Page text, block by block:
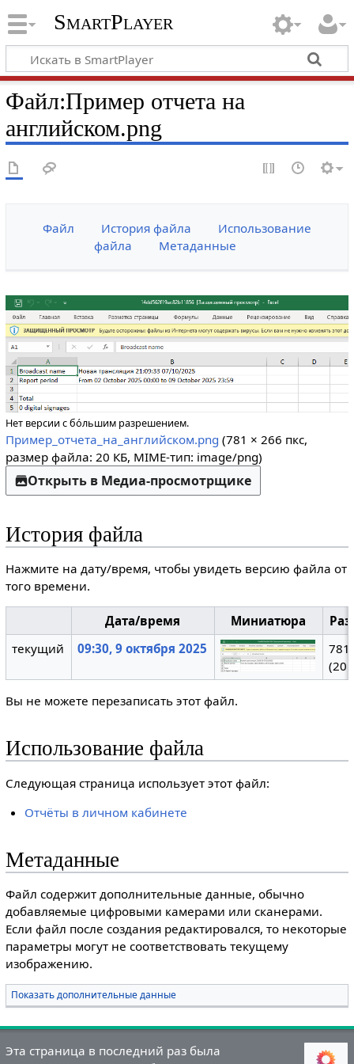
SmartPlayer
Файл:Пример отчета на
английском.png
Файл История файла
Использование
файла
Метаданные
Нет версии с бо́льшим разрешением.
Пример_отчета_на_английском.png (781 × 266 пкс,
размер файла: 20 КБ, MIME-тип: image/png)
Открыть в Медиа-просмотрщике
История файла
Нажмите на дату/время, чтобы увидеть версию файла от
того времени.
Дата/время Миниатюра
текущий
09:30, 9 октября 2025
781
(20
Вы не можете перезаписать этот файл.
Использование файла
Следующая страница использует этот файл:
Отчёты в личном кабинете
Метаданные
Файл содержит дополнительные данные, обычно
добавляемые цифровыми камерами или сканерами.
Если файл после создания редактировался, то некоторые
параметры могут не соответствовать текущему
изображению.
Показать дополнительные данные
Эта страница в последний раз была